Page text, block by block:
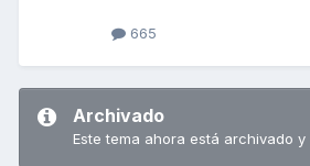
665
Archivado
Este tema ahora está archivado